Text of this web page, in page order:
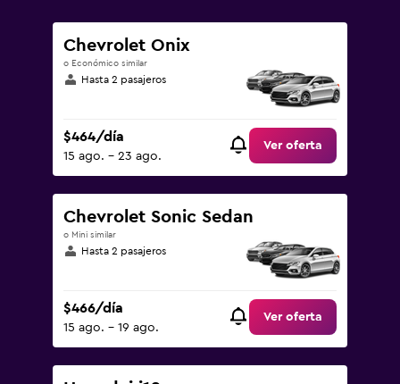
Chevrolet Onix
o Económico similar
Hasta 2 pasajeros
$464/día
15 ago. - 23 ago.
Ver oferta
Chevrolet Sonic Sedan
o Mini similar
Hasta 2 pasajeros
$466/día
15 ago. - 19 ago.
Ver oferta